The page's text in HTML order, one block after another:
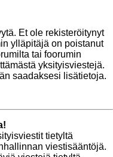
Et ole rekisteröitynyt
ylläpitäjä on poistanut
tai foorumin
yksityisviestejä.
saadaksesi lisätietoja.
tietyltä
viestisääntöjä.